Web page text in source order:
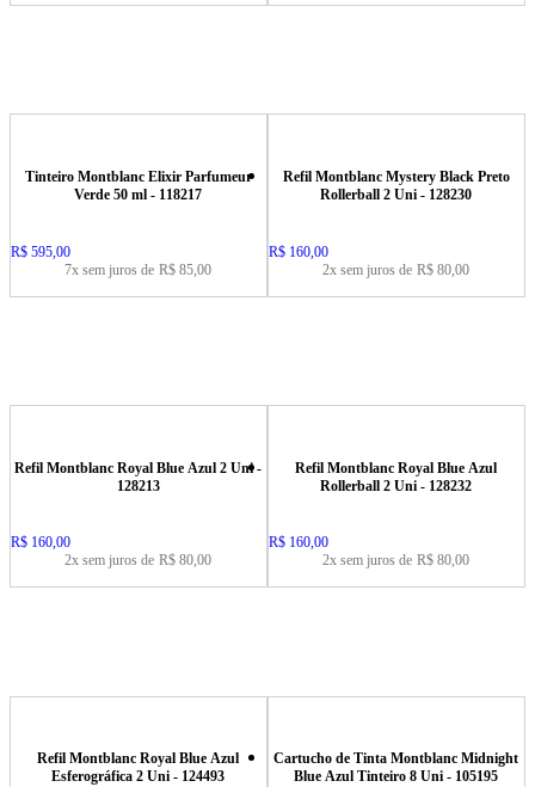
Tinteiro Montblanc Elixir Parfumeur
Verde 50 ml - 118217
Price:
R$ 595,00
7x sem juros de R$ 85,00
Refil Montblanc Mystery Black Preto
Rollerball 2 Uni - 128230
Price:
R$ 160,00
2x sem juros de R$ 80,00
Refil Montblanc Royal Blue Azul 2 Uni -
128213
Price:
R$ 160,00
2x sem juros de R$ 80,00
Refil Montblanc Royal Blue Azul
Rollerball 2 Uni - 128232
Price:
R$ 160,00
2x sem juros de R$ 80,00
Refil Montblanc Royal Blue Azul
Esferográfica 2 Uni - 124493
Cartucho de Tinta Montblanc Midnight
Blue Azul Tinteiro 8 Uni - 105195